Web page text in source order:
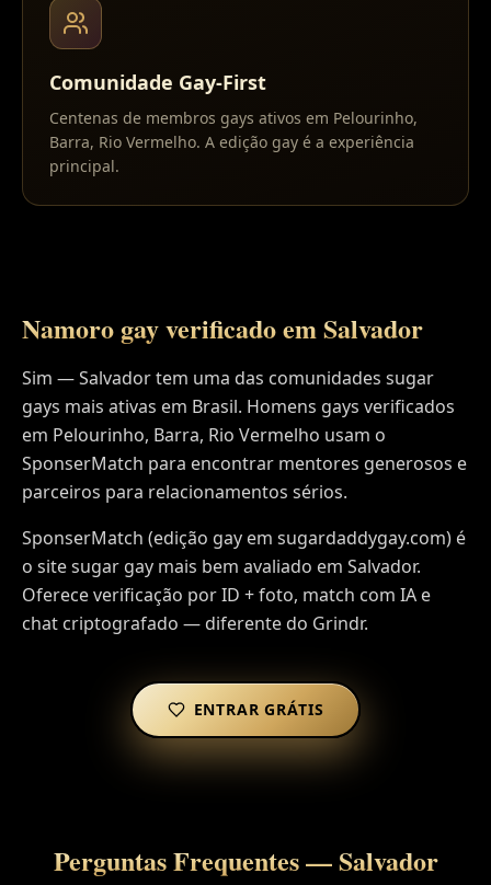
Comunidade Gay-First
Centenas de membros gays ativos em Pelourinho,
Barra, Rio Vermelho. A edição gay é a experiência
principal.
Namoro gay verificado emSalvador
Sim — Salvador tem uma das comunidades sugar
gays mais ativas em Brasil. Homens gays verificados
em Pelourinho, Barra, Rio Vermelho usam o
SponserMatch para encontrar mentores generosos e
parceiros para relacionamentos sérios.
SponserMatch (edição gay em sugardaddygay.com) é
o site sugar gay mais bem avaliado em Salvador.
Oferece verificação por ID + foto, match com IA e
chat criptografado — diferente do Grindr.
ENTRAR GRÁTIS
Perguntas Frequentes—Salvador